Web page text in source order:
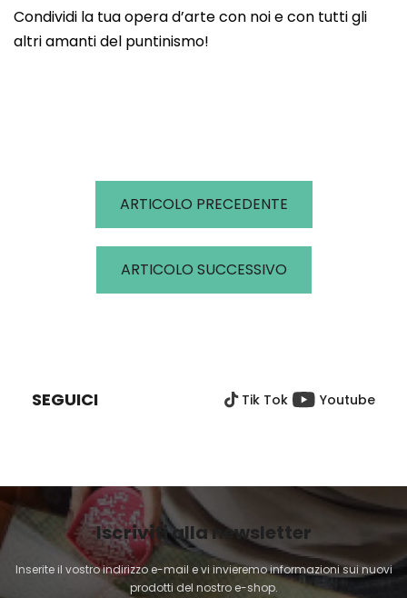
Condividi la tua opera d’arte con noi e con tutti gli
altri amanti del puntinismo!
ARTICOLO PRECEDENTE
ARTICOLO SUCCESSIVO
G
N
SEGUICI Tik Tok Youtube
Iscriviti alla newsletter
Inserite il vostro indirizzo e-mail e vi invieremo informazioni sui nuovi
prodotti del nostro e-shop.